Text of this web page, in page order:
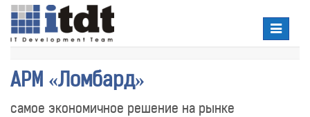
Toggle
АРМ «Ломбард»
самое экономичное решение на рынке